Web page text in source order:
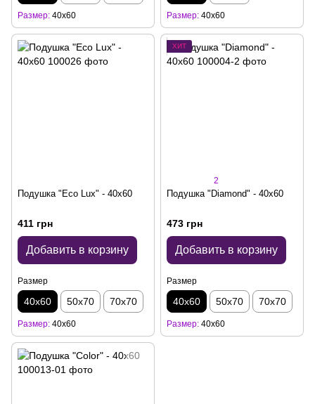
Размер 40х60 Размер 40х60
Подушка "Eco Lux" - 40x60
411 грн
Добавить в корзину
Размер
40х60 50х70 70х70
Размер 40х60
ХИТ
2
Подушка "Diamond" - 40x60
473 грн
Добавить в корзину
Размер
40х60 50х70 70х70
Размер 40х60